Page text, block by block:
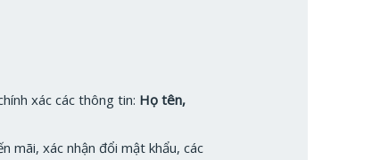
xác các thông tin: Họ tên,
mãi, xác nhận đổi mật khẩu, các